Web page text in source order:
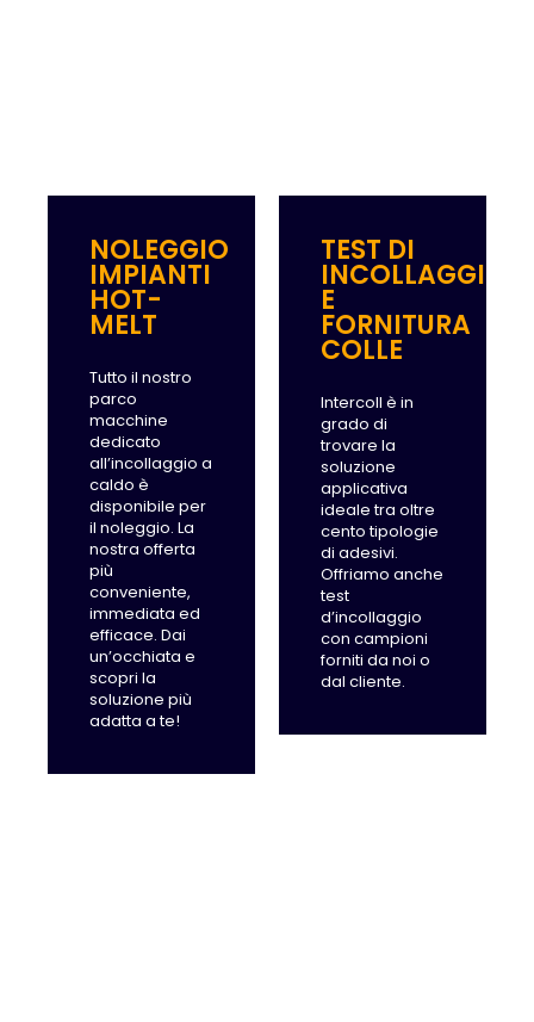
NOLEGGIO
IMPIANTI
HOT-
MELT
Tutto il nostro
parco
macchine
dedicato
all’incollaggio a
caldo è
disponibile per
il noleggio. La
nostra offerta
più
conveniente,
immediata ed
efficace. Dai
un’occhiata e
scopri la
soluzione più
adatta a te!
TEST DI
INCOLLAGGIO
E
FORNITURA
COLLE
Intercoll è in
grado di
trovare la
soluzione
applicativa
ideale tra oltre
cento tipologie
di adesivi.
Offriamo anche
test
d’incollaggio
con campioni
forniti da noi o
dal cliente.